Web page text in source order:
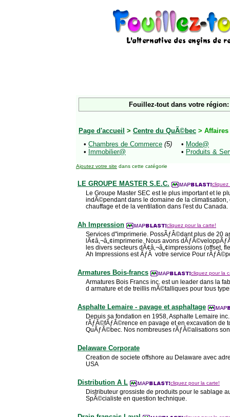
Fouillez-tout dans votre région:
Page d'accueil > Centre du QuÃ©bec > Affaires
• Chambres de Commerce (5)
• Immobilier@
• Mode@
• Produits &
Ajoutez votre site dans cette catégorie
LE GROUPE MASTER S.E.C. cliquez
Le Groupe Master SEC est le plus important et le
indÃ©pendant dans le domaine de la
chauffage et de la ventilation dans l'est du Canada.
Ah Impression cliquez pour la carte!
Services d''imprimerie. PossÃƒÂ©dant plus de 20
lÃ¢â‚¬â„¢imprimerie. Nous avons
les divers secteurs dÃ¢â‚¬â„¢impressions (offset,
Ah Impressions est ÃƒÂ votre service Pour
Armatures Bois-francs cliquez pour la
Armatures Bois Francs inc. est un leader dans la
d armature et de treillis mÃ©talliques pour tous
Asphalte Lemaire - pavage et asphaltage
Depuis sa fondation en 1958, Asphalte Lemaire
rÃƒÂ©fÃƒÂ©rence en pavage et en excavation de
QuÃƒÂ©bec. Nos nombreuses rÃƒÂ©alisations
Delaware Corporate
Creation de societe offshore au Delaware avec
USA
Distribution A L cliquez pour la carte!
Distributeur grossiste de produits pour le sablage
SpÃ©cialiste en question technique.